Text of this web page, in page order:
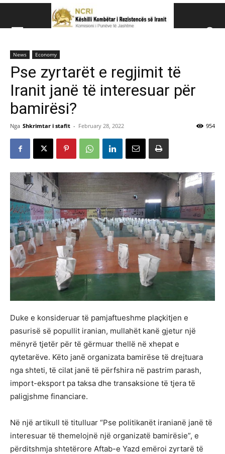
Këshillit Kombëtar të Rezistencës së Iranit (NCRI)
News Economy
Pse zyrtarët e regjimit të
Iranit janë të interesuar për
bamirësi?
Nga Shkrimtar i stafit - February 28, 2022 954
Duke e konsideruar të pamjaftueshme plaçkitjen e
pasurisë së popullit iranian, mullahët kanë gjetur një
mënyrë tjetër për të gërmuar thellë në xhepat e
qytetarëve. Këto janë organizata bamirëse të drejtuara
nga shteti, të cilat janë të përfshira në pastrim parash,
import-eksport pa taksa dhe transaksione të tjera të
paligjshme financiare.
Në një artikull të titulluar “Pse politikanët iranianë janë të
interesuar të themelojnë një organizatë bamirësie”, e
përditshmja shtetërore Aftab-e Yazd emëroi zyrtarë të